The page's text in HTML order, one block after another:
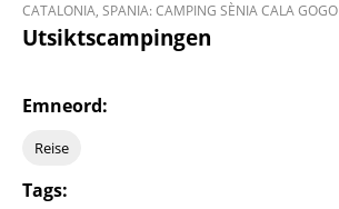
CATALONIA, SPANIA: CAMPING SÈNIA CALA GOGO
Utsiktscampingen
Emneord:
Reise
Tags: